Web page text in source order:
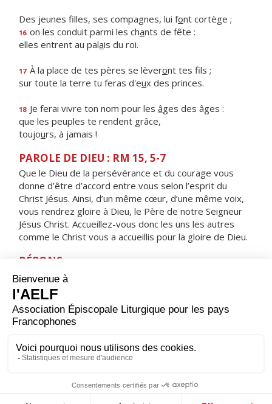
Des jeunes filles, ses compagnes, lui font cortège ;
16 on les conduit parmi les chants de fête :
elles entrent au palais du roi.
17 À la place de tes pères se lèveront tes fils ;
sur toute la terre tu feras d'eux des princes.
18 Je ferai vivre ton nom pour les âges des âges :
que les peuples te rendent grâce,
toujours, à jamais !
PAROLE DE DIEU : RM 15, 5-7
Que le Dieu de la persévérance et du courage vous
donne d’être d’accord entre vous selon l’esprit du
Christ Jésus. Ainsi, d’un même cœur, d’une même voix,
vous rendrez gloire à Dieu, le Père de notre Seigneur
Jésus Christ. Accueillez-vous donc les uns les autres
comme le Christ vous a accueillis pour la gloire de Dieu.
RÉPONS
V/ Le Seigneur aime son peuple,
il donne aux humbles l’éclat de la victoire.
ORAISON
Seigneur, foyer brûlant de charité, accorde-nous une
que tout et d’aimer nos frères à cause de toi. Par Jésus,